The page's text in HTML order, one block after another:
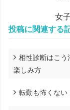
女
投稿に関連する
相性診断はこう
楽しみ方
転勤も怖くない